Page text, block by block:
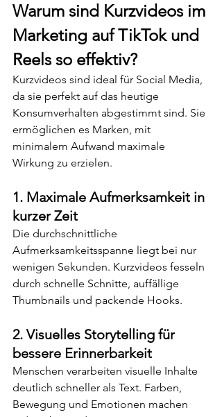
Warum sind Kurzvideos im
Marketing auf TikTok und
Reels so effektiv?
Kurzvideos sind ideal für Social Media,
da sie perfekt auf das heutige
Konsumverhalten abgestimmt sind. Sie
ermöglichen es Marken, mit
minimalem Aufwand maximale
Wirkung zu erzielen.
1. Maximale Aufmerksamkeit in
kurzer Zeit
Die durchschnittliche
Aufmerksamkeitsspanne liegt bei nur
wenigen Sekunden. Kurzvideos fesseln
durch schnelle Schnitte, auffällige
Thumbnails und packende Hooks.
2. Visuelles Storytelling für
bessere Erinnerbarkeit
Menschen verarbeiten visuelle Inhalte
deutlich schneller als Text. Farben,
Bewegung und Emotionen machen